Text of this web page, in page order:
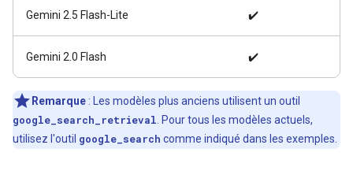
Gemini 2.5 Flash-Lite ✔️
Gemini 2.0 Flash ✔️
Remarque : Les modèles plus anciens utilisent un outil
google_search_retrieval . Pour tous les modèles actuels,
utilisez l'outil google_search comme indiqué dans les exemples.